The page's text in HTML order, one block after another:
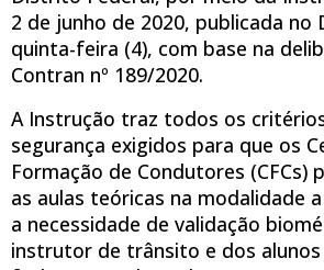
2 de junho de 2020, publicada no
quinta-feira (4), com base na
Contran nº 189/2020.
A Instrução traz todos os
segurança exigidos para que os
Formação de Condutores (CFCs)
as aulas teóricas na modalidade
a necessidade de validação
instrutor de trânsito e dos